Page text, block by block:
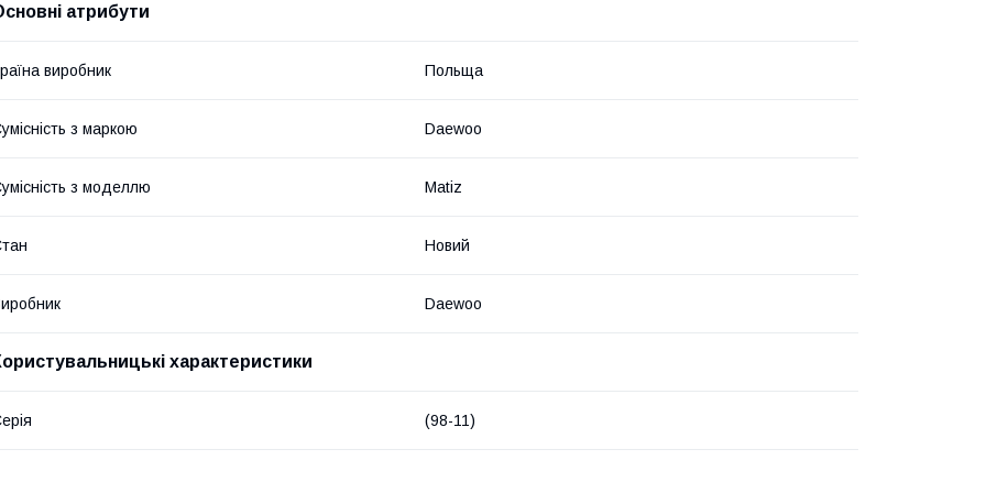
атрибути
виробник Польща
з маркою Daewoo
з моделлю Matiz
Новий
Daewoo
характеристики
(98-11)